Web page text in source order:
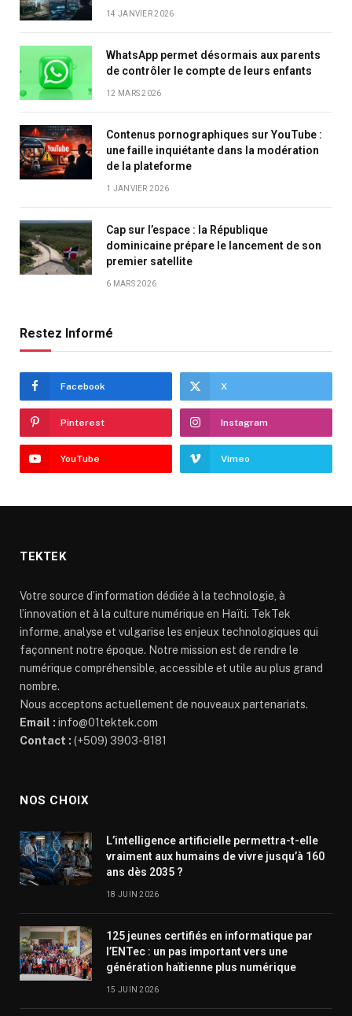
14 JANVIER 2026
WhatsApp permet désormais aux parents
de contrôler le compte de leurs enfants
12 MARS 2026
Contenus pornographiques sur YouTube :
une faille inquiétante dans la modération
de la plateforme
1 JANVIER 2026
Cap sur l’espace : la République
dominicaine prépare le lancement de son
premier satellite
6 MARS 2026
Restez Informé
Facebook X
Pinterest Instagram
YouTube Vimeo
TEKTEK
Votre source d’information dédiée à la technologie, à
l’innovation et à la culture numérique en Haïti. TekTek
informe, analyse et vulgarise les enjeux technologiques qui
façonnent notre époque. Notre mission est de rendre le
numérique compréhensible, accessible et utile au plus grand
nombre.
Nous acceptons actuellement de nouveaux partenariats.
Email : info@01tektek.com
Contact : (+509) 3903-8181
NOS CHOIX
L’intelligence artificielle permettra-t-elle
vraiment aux humains de vivre jusqu’à 160
ans dès 2035 ?
18 JUIN 2026
125 jeunes certifiés en informatique par
l’ENTec : un pas important vers une
génération haïtienne plus numérique
15 JUIN 2026